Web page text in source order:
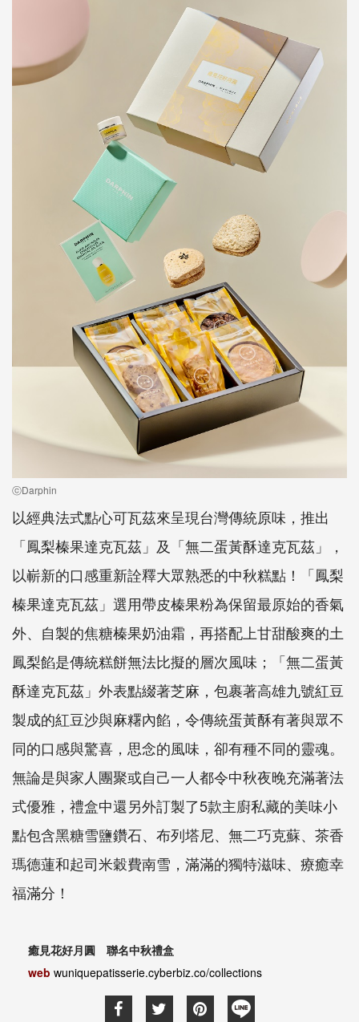
ⓒDarphin
以經典法式點心可瓦茲來呈現台灣傳統原味，推出
「鳳梨榛果達克瓦茲」及「無二蛋黃酥達克瓦茲」，
以嶄新的口感重新詮釋大眾熟悉的中秋糕點！「鳳梨
榛果達克瓦茲」選用帶皮榛果粉為保留最原始的香氣
外、自製的焦糖榛果奶油霜，再搭配上甘甜酸爽的土
鳳梨餡是傳統糕餅無法比擬的層次風味；「無二蛋黃
酥達克瓦茲」外表點綴著芝麻，包裹著高雄九號紅豆
製成的紅豆沙與麻糬內餡，令傳統蛋黃酥有著與眾不
同的口感與驚喜，思念的風味，卻有種不同的靈魂。
無論是與家人團聚或自己一人都令中秋夜晚充滿著法
式優雅，禮盒中還另外訂製了5款主廚私藏的美味小
點包含黑糖雪鹽鑽石、布列塔尼、無二巧克蘇、茶香
瑪德蓮和起司米穀費南雪，滿滿的獨特滋味、療癒幸
福滿分！
癒見花好月圓 聯名中秋禮盒
web wuniquepatisserie.cyberbiz.co/collections